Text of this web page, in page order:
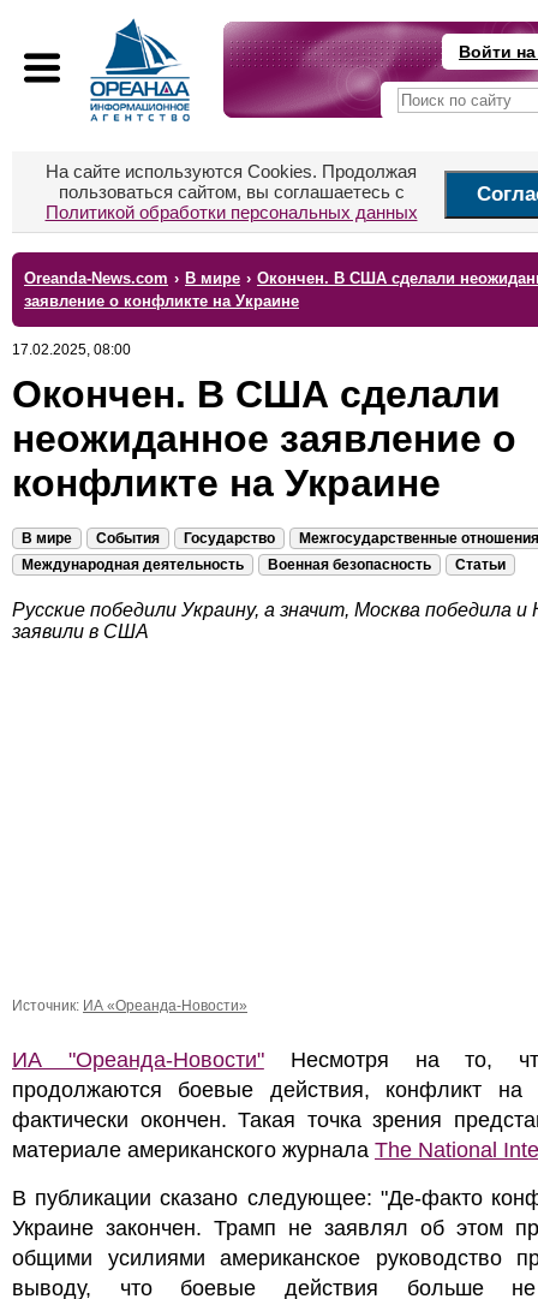
Войти
На сайте используются Cookies. Продолжая
пользоваться сайтом, вы соглашаетесь с
Политикой обработки персональных данных
Oreanda-News.com › В мире › Окончен. В США сделали
заявление о конфликте на Украине
17.02.2025, 08:00
Окончен. В США сделали
неожиданное заявление о
конфликте на Украине
В мире События Государство
Межгосударственные отношения
Международная деятельность
Военная безопасность Статьи
Русские победили Украину, а значит, Москва победила
заявили в США
Источник: ИА «Ореанда-Новости»
ИА "Ореанда-Новости"Несмотря на то,
продолжаются боевые действия, конфликт на
фактически окончен. Такая точка зрения
материале американского журнала The National
В публикации сказано следующее: "Де-факто
Украине закончен. Трамп не заявлял об этом
общими усилиями американское руководство
выводу, что боевые действия больше